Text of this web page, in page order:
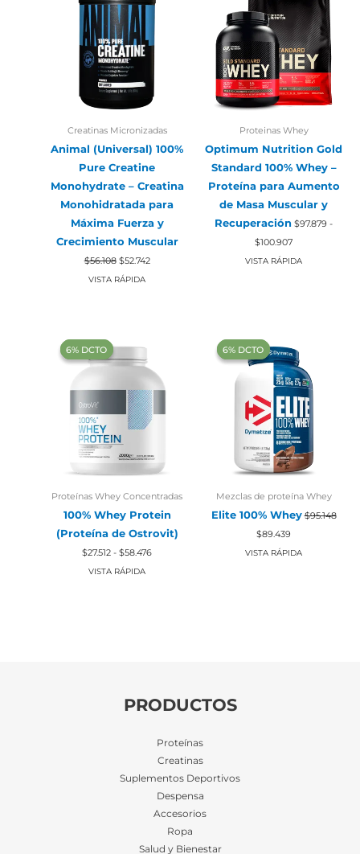
Creatinas Micronizadas
Animal (Universal) 100%
Pure Creatine
Monohydrate – Creatina
Monohidratada para
Máxima Fuerza y
Crecimiento Muscular
$56.108 El
precio
original
$52.742El
precio
VISTA RÁPIDA
Proteinas Whey
Optimum Nutrition Gold
Standard 100% Whey –
Proteína para Aumento
de Masa Muscular y
Recuperación $97.879 -
$100.907Rango
precios:
VISTA RÁPIDA
‍6% DCTO‍‍
‍6% DCTO‍‍
Proteínas Whey Concentradas
100% Whey Protein
(Proteína de Ostrovit)
$27.512 - $58.476
VISTA RÁPIDA
‍6% DCTO‍‍
‍6% DCTO‍‍
Mezclas de proteína Whey
Elite 100% Whey $95.148
El
precio
original
$89.439
actual
VISTA RÁPIDA
PRODUCTOS
Proteínas
Creatinas
Suplementos Deportivos
Despensa
Accesorios
Ropa
Salud y Bienestar